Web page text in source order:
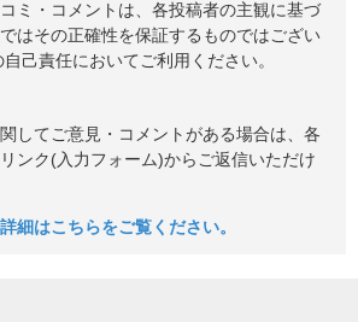
ミ・コメントは、各投稿者の主観に基づ
はその正確性を保証するものではござい
己責任においてご利用ください。
してご意見・コメントがある場合は、各
ンク(入力フォーム)からご返信いただけ
細はこちらをご覧ください。